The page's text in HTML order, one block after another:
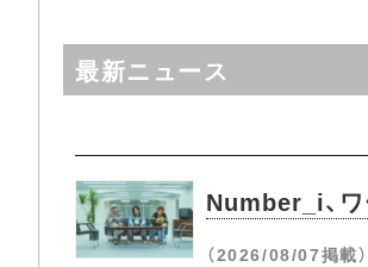
最新ニュース
Number_i、
（2026/08/07掲載）